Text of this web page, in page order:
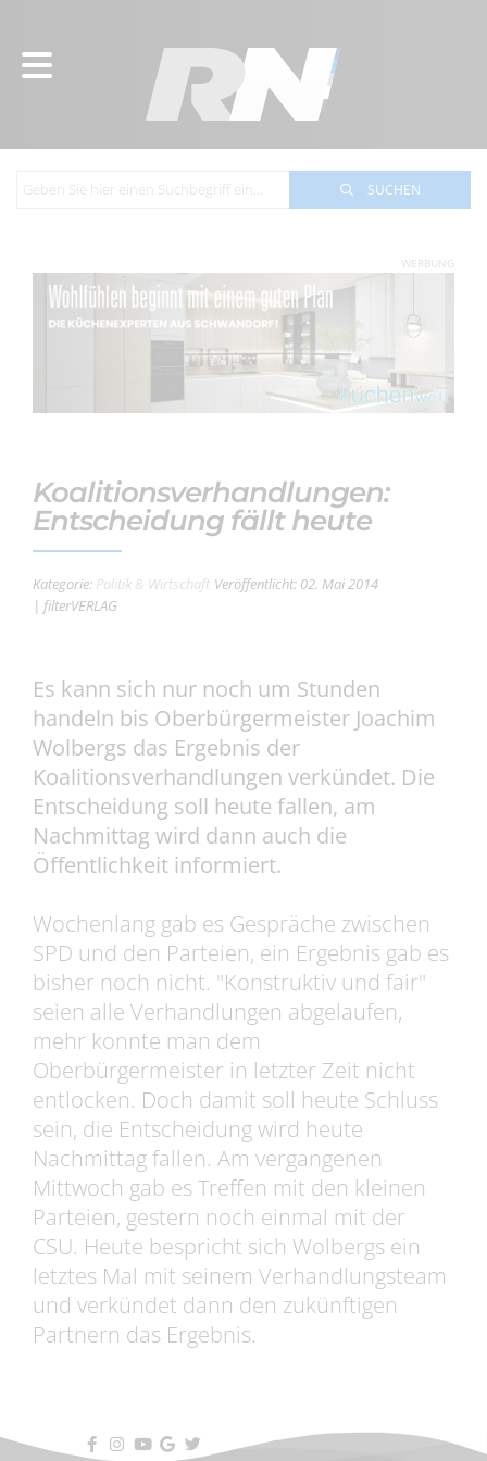
SUCHEN
WERBUNG
Koalitionsverhandlungen:
Entscheidung fällt heute
Kategorie: Politik & Wirtschaft Veröffentlicht: 02. Mai 2014
| filterVERLAG
Es kann sich nur noch um Stunden
handeln bis Oberbürgermeister Joachim
Wolbergs das Ergebnis der
Koalitionsverhandlungen verkündet. Die
Entscheidung soll heute fallen, am
Nachmittag wird dann auch die
Öffentlichkeit informiert.
Wochenlang gab es Gespräche zwischen
SPD und den Parteien, ein Ergebnis gab es
bisher noch nicht. "Konstruktiv und fair"
seien alle Verhandlungen abgelaufen,
mehr konnte man dem
Oberbürgermeister in letzter Zeit nicht
entlocken. Doch damit soll heute Schluss
sein, die Entscheidung wird heute
Nachmittag fallen. Am vergangenen
Mittwoch gab es Treffen mit den kleinen
Parteien, gestern noch einmal mit der
CSU. Heute bespricht sich Wolbergs ein
letztes Mal mit seinem Verhandlungsteam
und verkündet dann den zukünftigen
Partnern das Ergebnis.